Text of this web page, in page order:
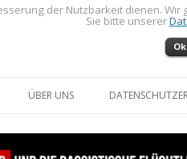
ÜBER UNS
der Nutzbarkeit dienen.
Sie bitte unserer
Ok